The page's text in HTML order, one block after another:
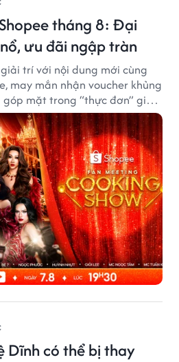
tháng 8: Đại
ưu đãi ngập tràn
trí với nội dung mới cùng
may mắn nhận voucher khủng
mặt trong “thực đơn” giải
diễn ra liên tiếp vào ngày
Dĩnh có thể bị thay